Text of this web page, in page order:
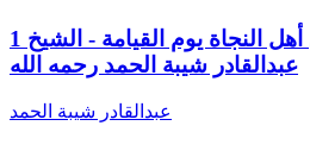
1 أبو طالب ليس من أهل النجاة يوم القيامة - الشيخ
عبدالقادر شيبة الحمد رحمه الله
عبدالقادر شيبة الحمد